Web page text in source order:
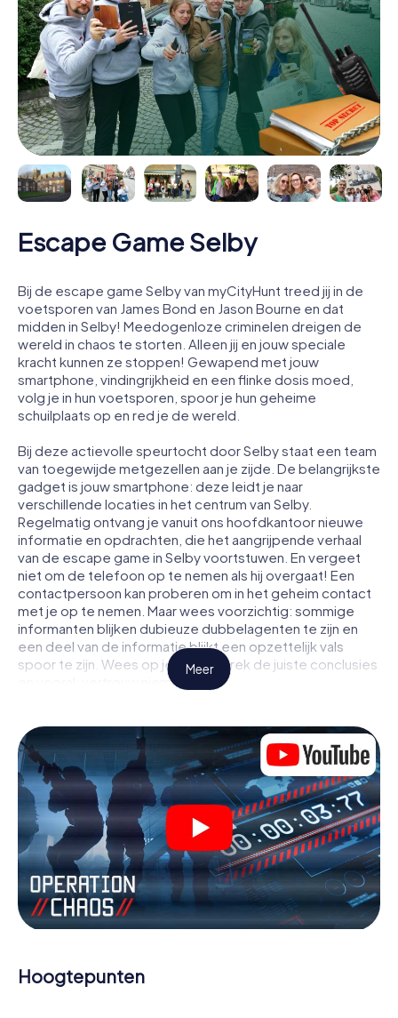
Escape Game Selby
Bij de escape game Selby van myCityHunt treed jij in de
voetsporen van James Bond en Jason Bourne en dat
midden in Selby! Meedogenloze criminelen dreigen de
wereld in chaos te storten. Alleen jij en jouw speciale
kracht kunnen ze stoppen! Gewapend met jouw
smartphone, vindingrijkheid en een flinke dosis moed,
volg je in hun voetsporen, spoor je hun geheime
schuilplaats op en red je de wereld.
Bij deze actievolle speurtocht door Selby staat een team
van toegewijde metgezellen aan je zijde. De belangrijkste
gadget is jouw smartphone: deze leidt je naar
verschillende locaties in het centrum van Selby.
Regelmatig ontvang je vanuit ons hoofdkantoor nieuwe
informatie en opdrachten, die het aangrijpende verhaal
van de escape game in Selby voortstuwen. En vergeet
niet om de telefoon op te nemen als hij overgaat! Een
contactpersoon kan proberen om in het geheim contact
met je op te nemen. Maar wees voorzichtig: sommige
informanten blijken dubieuze dubbelagenten te zijn en
een deel van de informatie blijkt een opzettelijk vals
spoor te zijn. Wees op je hoede, trek de juiste conclusies
en vooral: vertrouw niemand!
niet opgesloten in een kamer waaruit je jezelf binnen een
bepaald tijdvenster moet bevrijden. Met deze
speurtocht met een smartphone wordt heel Selby jouw
speelveld! De technische voorwaarden voor jouw
avontuur in Selby zijn een smartphone en toegang tot het
mobiel internet. Met één klik krijg jij toegang tot onze app.
Je hoeft niets te installeren om door interactieve video's,
lastige minigames of andere functies in de actie te
worden getrokken.
Werk samen als een team, onderschep vijandige
spionnen en lok de handlangers van de schurk naar je toe.
excelleren om de slechteriken te stoppen. In
tegenstelling tot James Bond en Co. zullen jouw daden
Meer
Hoogtepunten